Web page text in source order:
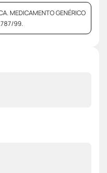
MEDICAMENTO GENÉRICO
99.